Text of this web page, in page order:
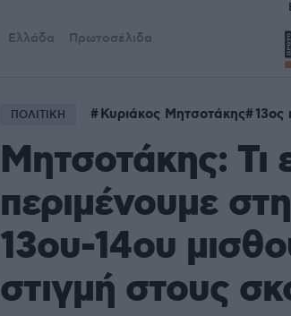
Ελλάδα Πρωτοσέλιδα
ΠΟΛΙΤΙΚΗ Κυριάκος Μητσοτάκης 13ος
Μητσοτάκης: Τι
περιμένουμε
13ου-14ου
στιγμή στους